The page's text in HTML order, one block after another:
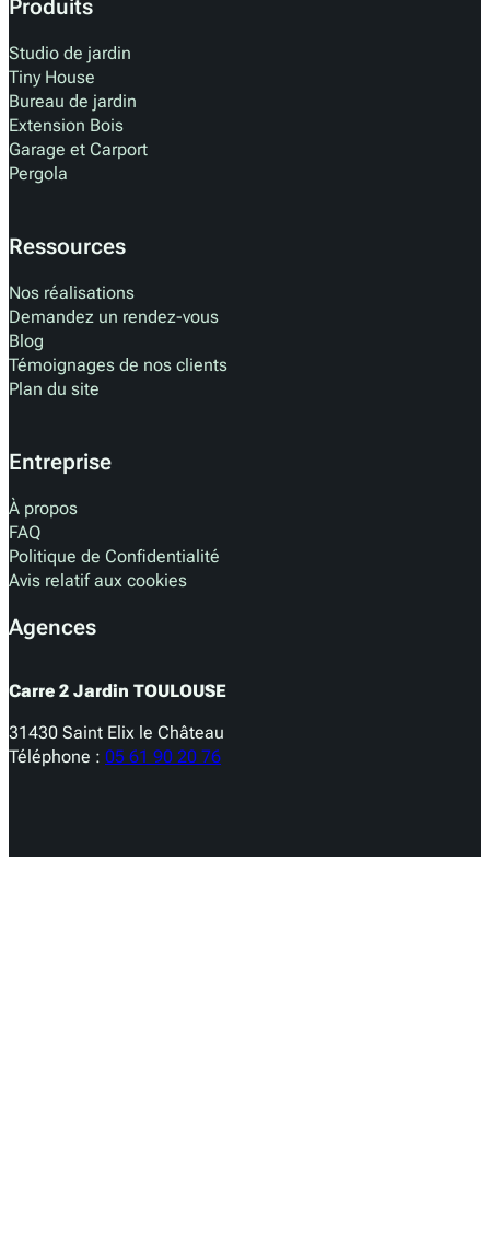
Produits
Studio de jardin
Tiny House
Bureau de jardin
Extension Bois
Garage et Carport
Pergola
Ressources
Nos réalisations
Demandez un rendez-vous
Blog
Témoignages de nos clients
Plan du site
Entreprise
À propos
FAQ
Politique de Confidentialité
Avis relatif aux cookies
Agences
Carre 2 Jardin TOULOUSE
31430 Saint Elix le Château
Téléphone : 05 61 90 20 76